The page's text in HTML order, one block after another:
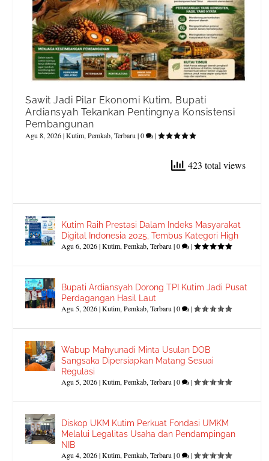
Sawit Jadi Pilar Ekonomi Kutim, Bupati
Ardiansyah Tekankan Pentingnya Konsistensi
Pembangunan
Agu 8, 2026|Kutim,Pemkab,Terbaru |0 |
423 total views
Kutim Raih Prestasi Dalam Indeks Masyarakat
Digital Indonesia 2025, Tembus Kategori High
Agu 6, 2026|Kutim,Pemkab,Terbaru |0 |
Bupati Ardiansyah Dorong TPI Kutim Jadi Pusat
Perdagangan Hasil Laut
Agu 5, 2026|Kutim,Pemkab,Terbaru |0 |
Wabup Mahyunadi Minta Usulan DOB
Sangsaka Dipersiapkan Matang Sesuai
Regulasi
Agu 5, 2026|Kutim,Pemkab,Terbaru |0 |
Diskop UKM Kutim Perkuat Fondasi UMKM
Melalui Legalitas Usaha dan Pendampingan
NIB
Agu 4, 2026|Kutim,Pemkab,Terbaru |0 |